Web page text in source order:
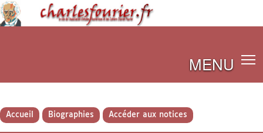
MENU
Accueil Biographies Accéder aux notices